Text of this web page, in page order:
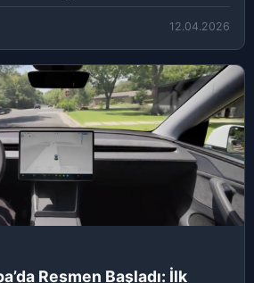
12.04.2026
Resmen Başladı: İlk